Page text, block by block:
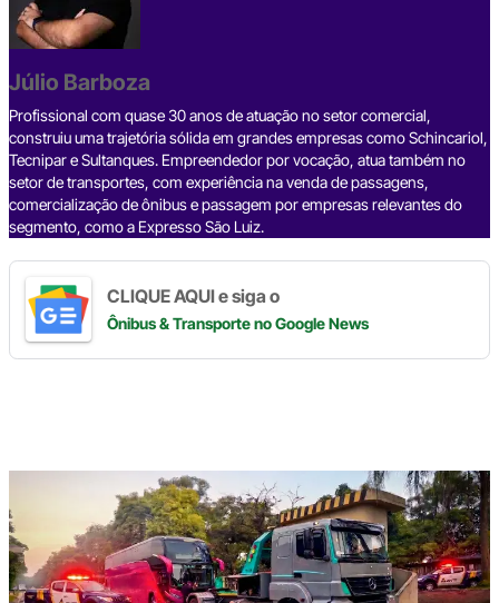
b
o
o
k
s
Júlio Barboza
Profissional com quase 30 anos de atuação no setor comercial,
construiu uma trajetória sólida em grandes empresas como Schincariol,
Tecnipar e Sultanques. Empreendedor por vocação, atua também no
setor de transportes, com experiência na venda de passagens,
comercialização de ônibus e passagem por empresas relevantes do
segmento, como a Expresso São Luiz.
CLIQUE AQUI e siga o
Ônibus & Transporteno Google News
o
seu
e-
mail